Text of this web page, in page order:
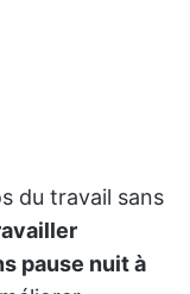
du travail sans
pause nuit à